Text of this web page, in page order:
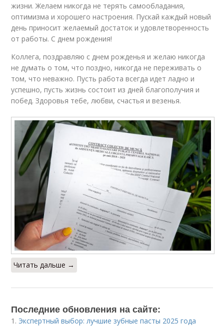
жизни. Желаем никогда не терять самообладания,
оптимизма и хорошего настроения. Пускай каждый новый
день приносит желаемый достаток и удовлетворенность
от работы. С днем рождения!
Коллега, поздравляю с днем рожденья и желаю никогда
не думать о том, что поздно, никогда не переживать о
том, что неважно. Пусть работа всегда идет ладно и
успешно, пусть жизнь состоит из дней благополучия и
побед. Здоровья тебе, любви, счастья и везенья.
Читать дальше →
Последние обновления на сайте:
1. Экспертный выбор: лучшие зубные пасты 2025 года